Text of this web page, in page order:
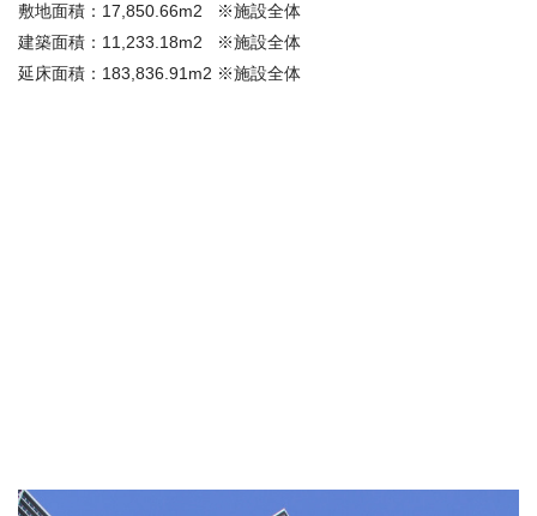
敷地面積：17,850.66m2 ※施設全体
建築面積：11,233.18m2 ※施設全体
延床面積：183,836.91m2 ※施設全体